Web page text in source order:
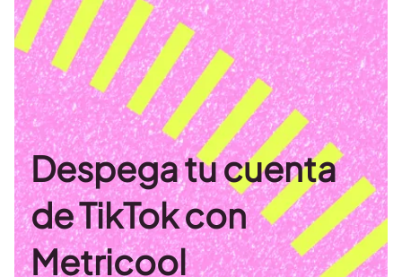
Despega tu cuenta
de TikTok con
Metricool